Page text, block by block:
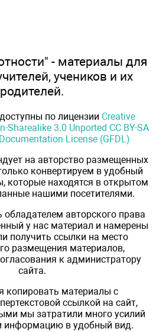
- материалы для
учеников и их
родителей.
по лицензии Creative
Sharealike 3.0 Unported CC BY-SA
License (GFDL)
на авторство размещенных
конвертируем в удобный
которые находятся в открытом
нашими посетителями.
обладателем авторского права
у нас материал и намерены
получить ссылки на место
размещения материалов,
к администратору
сайта.
копировать материалы с
ссылкой на сайт,
мы затратили много усилий
информацию в удобный вид.